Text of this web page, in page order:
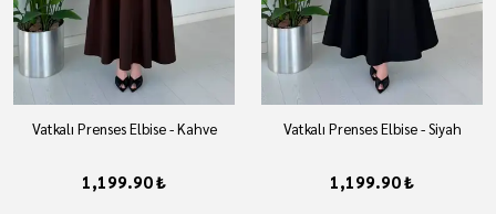
Vatkalı Prenses Elbise - Kahve
1,199.90 ₺
Vatkalı Prenses Elbise - Siyah
1,199.90 ₺